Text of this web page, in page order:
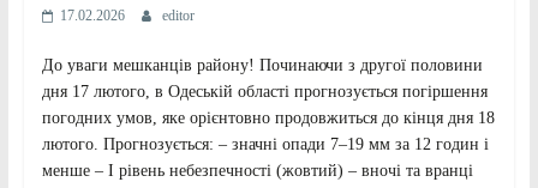
17.02.2026 editor
До уваги мешканців району! Починаючи з другої половини
дня 17 лютого, в Одеській області прогнозується погіршення
погодних умов, яке орієнтовно продовжиться до кінця дня 18
лютого. Прогнозується: – значні опади 7–19 мм за 12 годин і
менше – І рівень небезпечності (жовтий) – вночі та вранці